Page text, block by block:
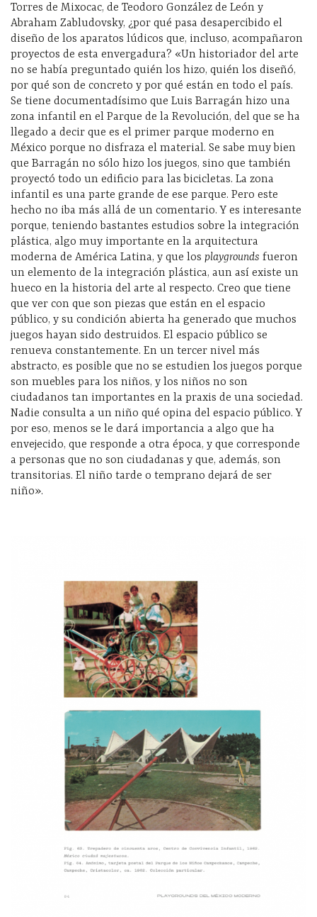
Torres de Mixocac, de Teodoro González de León y
Abraham Zabludovsky, ¿por qué pasa desapercibido el
diseño de los aparatos lúdicos que, incluso, acompañaron
proyectos de esta envergadura? «Un historiador del arte
no se había preguntado quién los hizo, quién los diseñó,
por qué son de concreto y por qué están en todo el país.
Se tiene documentadísimo que Luis Barragán hizo una
zona infantil en el Parque de la Revolución, del que se ha
llegado a decir que es el primer parque moderno en
México porque no disfraza el material. Se sabe muy bien
que Barragán no sólo hizo los juegos, sino que también
proyectó todo un edificio para las bicicletas. La zona
infantil es una parte grande de ese parque. Pero este
hecho no iba más allá de un comentario. Y es interesante
porque, teniendo bastantes estudios sobre la integración
plástica, algo muy importante en la arquitectura
moderna de América Latina, y que los playgrounds fueron
un elemento de la integración plástica, aun así existe un
hueco en la historia del arte al respecto. Creo que tiene
que ver con que son piezas que están en el espacio
público, y su condición abierta ha generado que muchos
juegos hayan sido destruidos. El espacio público se
renueva constantemente. En un tercer nivel más
abstracto, es posible que no se estudien los juegos porque
son muebles para los niños, y los niños no son
ciudadanos tan importantes en la praxis de una sociedad.
Nadie consulta a un niño qué opina del espacio público. Y
por eso, menos se le dará importancia a algo que ha
envejecido, que responde a otra época, y que corresponde
a personas que no son ciudadanas y que, además, son
transitorias. El niño tarde o temprano dejará de ser
niño».